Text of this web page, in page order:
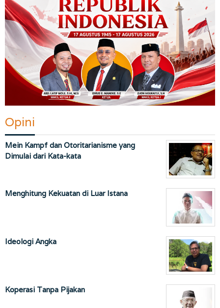
Opini
Mein Kampf dan Otoritarianisme yang
Dimulai dari Kata-kata
Menghitung Kekuatan di Luar Istana
Ideologi Angka
Koperasi Tanpa Pijakan